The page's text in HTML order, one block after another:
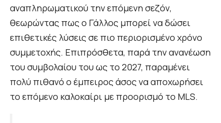
αναπληρωματικού την επόμενη σεζόν,
θεωρώντας πως ο Γάλλος μπορεί να δώσει
επιθετικές λύσεις σε πιο περιορισμένο χρόνο
συμμετοχής. Επιπρόσθετα, παρά την ανανέωση
του συμβολαίου του ως το 2027, παραμένει
πολύ πιθανό ο έμπειρος άσος να αποχωρήσει
το επόμενο καλοκαίρι με προορισμό το MLS.